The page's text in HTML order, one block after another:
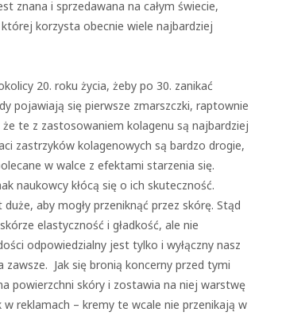
znana i sprzedawana na całym świecie,
korzysta obecnie wiele najbardziej
20. roku życia, żeby po 30. zanikać
pojawiają się pierwsze zmarszczki, raptownie
te z zastosowaniem kolagenu są najbardziej
zastrzyków kolagenowych są bardzo drogie,
w walce z efektami starzenia się.
naukowcy kłócą się o ich skuteczność.
aby mogły przeniknąć przez skórę. Stąd
elastyczność i gładkość, ale nie
odpowiedzialny jest tylko i wyłączny nasz
zawsze. Jak się bronią koncerny przed tymi
powierzchni skóry i zostawia na niej warstwę
reklamach – kremy te wcale nie przenikają w